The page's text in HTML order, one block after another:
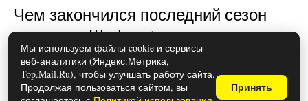
Чем закончился последний сезон
сериала «Шифр» (осторожно,
спойлеры!)
Мы используем файлы cookie и сервисы
веб-аналитики (Яндекс.Метрика,
Top.Mail.Ru), чтобы улучшать работу сайта.
Продолжая пользоваться сайтом, вы
Принять